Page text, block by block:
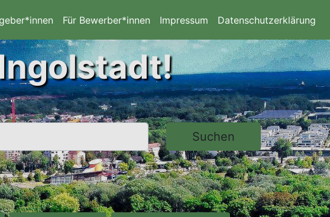
Für Bewerber*innen Impressum Datenschutzerklärung
Suchen